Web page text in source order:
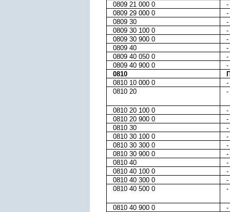
0809 21 000 0
-
0809 29 000 0
-
0809 30
-
0809 30 100 0
-
0809 30 900 0
-
0809 40
-
0809 40 050 0
-
0809 40 900 0
-
0810
0810 10 000 0
-
0810 20
-
0810 20 100 0
-
0810 20 900 0
-
0810 30
-
0810 30 100 0
-
0810 30 300 0
-
0810 30 900 0
-
0810 40
-
0810 40 100 0
-
0810 40 300 0
-
0810 40 500 0
-
0810 40 900 0
-